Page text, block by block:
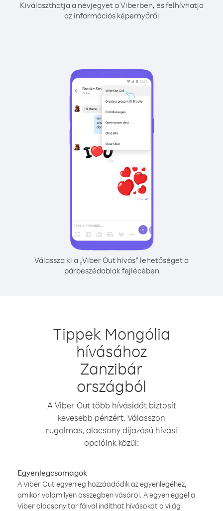
Kiválaszthatja a névjegyet a Viberben, és felhívhatja
az információs képernyőről
Válassza ki a „Viber Out hívás” lehetőséget a
párbeszédablak fejlécében
Tippek Mongólia
hívásához
Zanzibár
országból
A Viber Out több hívásidőt biztosít
kevesebb pénzért. Válasszon
rugalmas, alacsony díjazású hívási
opcióink közül:
Egyenlegcsomagok
A Viber Out egyenleg hozzáadódik az egyenlegéhez,
amikor valamilyen összegben vásárol. A egyenleggel a
Viber alacsony tarifáival indíthat hívásokat a világ